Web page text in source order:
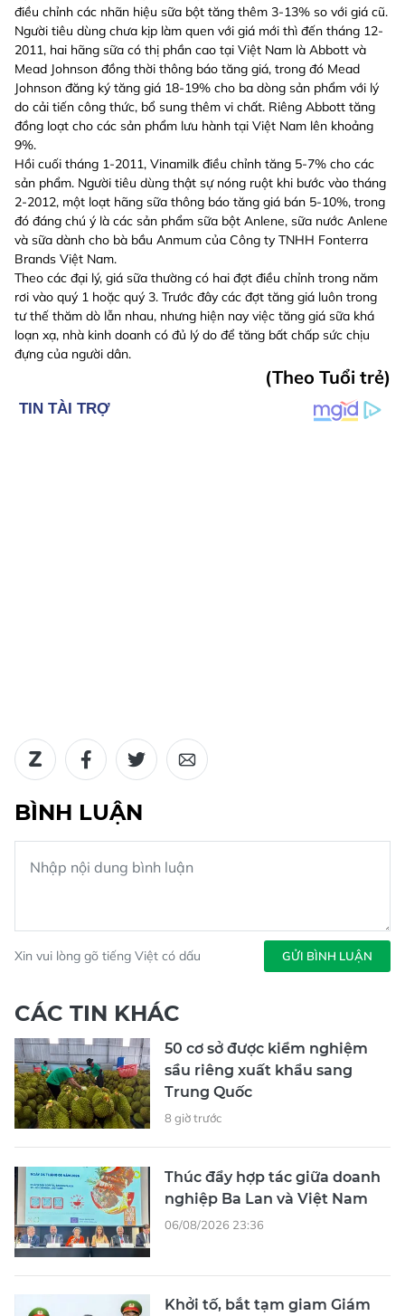
điều chỉnh các nhãn hiệu sữa bột tăng thêm 3-13% so với giá cũ.
Người tiêu dùng chưa kịp làm quen với giá mới thì đến tháng 12-
2011, hai hãng sữa có thị phần cao tại Việt Nam là Abbott và
Mead Johnson đồng thời thông báo tăng giá, trong đó Mead
Johnson đăng ký tăng giá 18-19% cho ba dòng sản phẩm với lý
do cải tiến công thức, bổ sung thêm vi chất. Riêng Abbott tăng
đồng loạt cho các sản phẩm lưu hành tại Việt Nam lên khoảng
9%.
Hồi cuối tháng 1-2011, Vinamilk điều chỉnh tăng 5-7% cho các
sản phẩm. Người tiêu dùng thật sự nóng ruột khi bước vào tháng
2-2012, một loạt hãng sữa thông báo tăng giá bán 5-10%, trong
đó đáng chú ý là các sản phẩm sữa bột Anlene, sữa nước Anlene
và sữa dành cho bà bầu Anmum của Công ty TNHH Fonterra
Brands Việt Nam.
Theo các đại lý, giá sữa thường có hai đợt điều chỉnh trong năm
rơi vào quý 1 hoặc quý 3. Trước đây các đợt tăng giá luôn trong
tư thế thăm dò lẫn nhau, nhưng hiện nay việc tăng giá sữa khá
loạn xạ, nhà kinh doanh có đủ lý do để tăng bất chấp sức chịu
đựng của người dân.
(Theo Tuổi trẻ)
BÌNH LUẬN
Xin vui lòng gõ tiếng Việt có dấu GỬI BÌNH LUẬN
CÁC TIN KHÁC
50 cơ sở được kiểm nghiệm
sầu riêng xuất khẩu sang
Trung Quốc
8 giờ trước
Thúc đẩy hợp tác giữa doanh
nghiệp Ba Lan và Việt Nam
06/08/2026 23:36
Khởi tố, bắt tạm giam Giám